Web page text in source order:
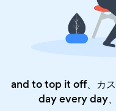
and to top it off、カス
day every day